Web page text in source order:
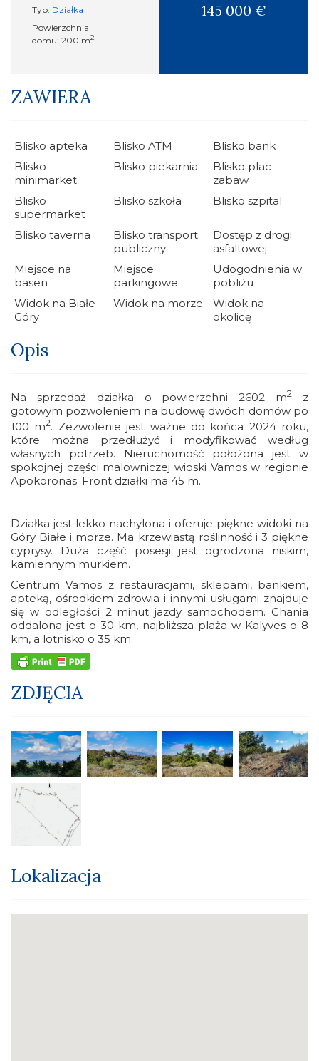
Typ: Działka
Powierzchnia
domu: 200 m2
145 000 €
ZAWIERA
Blisko apteka Blisko ATM
Blisko bank
Blisko
minimarket
Blisko piekarnia
Blisko plac
zabaw
Blisko
supermarket
Blisko szkoła Blisko szpital
Blisko taverna
Blisko transport
publiczny
Dostęp z drogi
asfaltowej
Miejsce na
basen
Miejsce
parkingowe
Udogodnienia w
pobliżu
Widok na Białe
Góry
Widok na morze
Widok na
okolicę
Opis
Na sprzedaż działka o powierzchni 2602 m2
z
gotowym pozwoleniem na budowę dwóch domów po
100 m2. Zezwolenie jest ważne do końca 2024 roku,
które można przedłużyć i modyfikować według
własnych potrzeb. Nieruchomość położona jest w
spokojnej części malowniczej wioski Vamos w regionie
Apokoronas. Front działki ma 45 m.
Działka jest lekko nachylona i oferuje piękne widoki na
Góry Białe i morze. Ma krzewiastą roślinność i 3 piękne
cyprysy. Duża część posesji jest ogrodzona niskim,
kamiennym murkiem.
Centrum Vamos z restauracjami, sklepami, bankiem,
apteką, ośrodkiem zdrowia i innymi usługami znajduje
się w odległości 2 minut jazdy samochodem. Chania
oddalona jest o 30 km, najbliższa plaża w Kalyves o 8
km, a lotnisko o 35 km.
ZDJĘCIA
Lokalizacja